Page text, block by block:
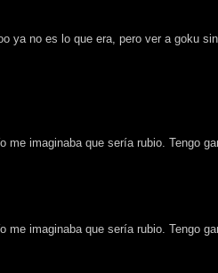
ya no es lo que era, pero ver a goku
me imaginaba que sería rubio. Tengo
me imaginaba que sería rubio. Tengo